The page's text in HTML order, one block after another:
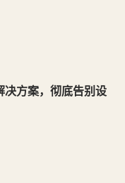
方案，彻底告别设